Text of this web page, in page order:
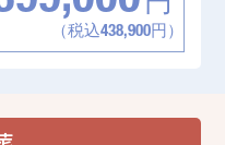
（税込438,900円）